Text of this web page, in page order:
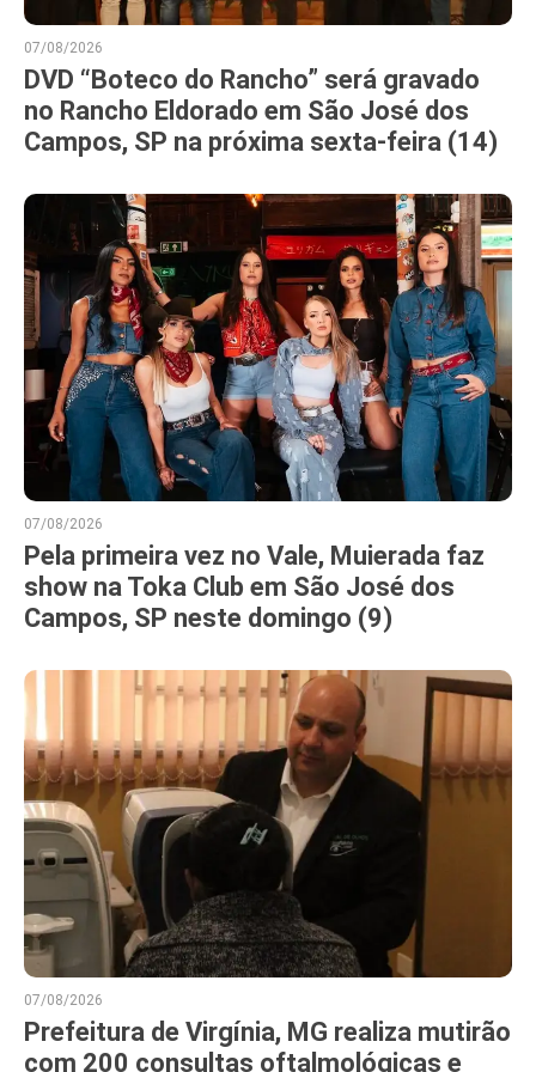
07/08/2026
DVD “Boteco do Rancho” será gravado
no Rancho Eldorado em São José dos
Campos, SP na próxima sexta-feira (14)
07/08/2026
Pela primeira vez no Vale, Muierada faz
show na Toka Club em São José dos
Campos, SP neste domingo (9)
07/08/2026
Prefeitura de Virgínia, MG realiza mutirão
com 200 consultas oftalmológicas e